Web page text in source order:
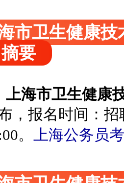
市卫生健康
要
上海市卫生健康
，报名时间：
。
上海公务员